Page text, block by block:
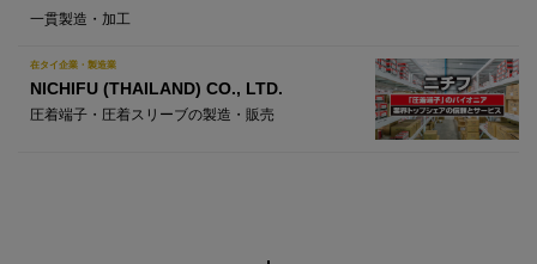
一貫製造・加工
在タイ企業・製造業
NICHIFU (THAILAND) CO., LTD.
圧着端子・圧着スリーブの製造・販売